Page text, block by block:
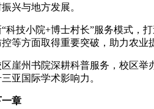
兴与地方发展。
科技小院+博士村长”服务模式，
等方面取得重要突破，助力农业
崖州书院深耕科普服务，校区举
亚国际学术影响力。
一章